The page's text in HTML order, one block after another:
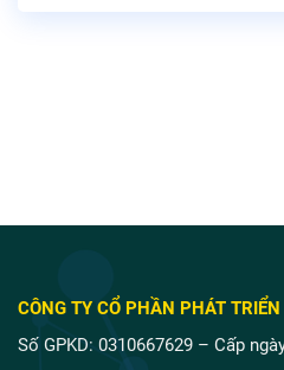
CÔNG TY CỔ PHẦN PHÁT
Số GPKD: 0310667629 – Cấp